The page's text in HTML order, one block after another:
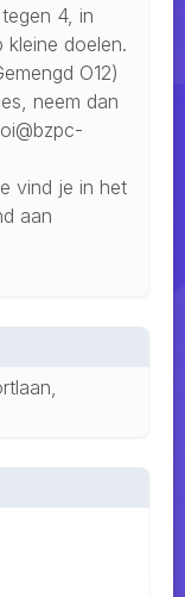
4, in
doelen.
O12)
neem dan
vind je in het
aan